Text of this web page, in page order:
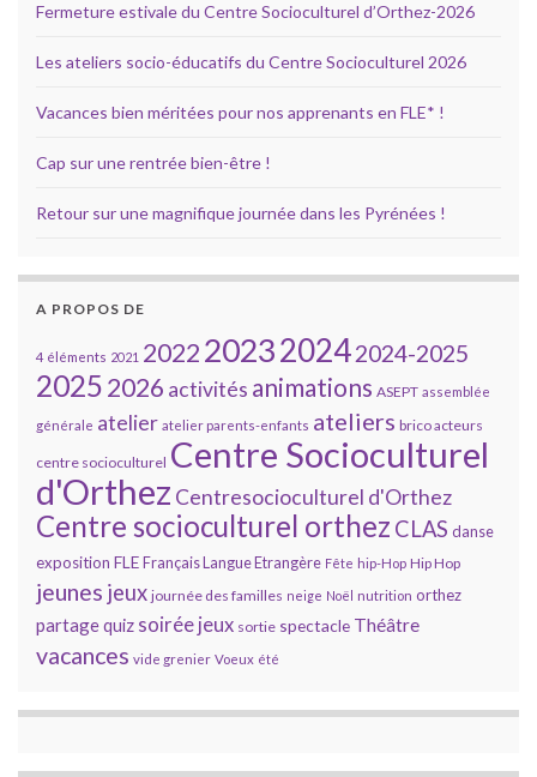
Fermeture estivale du Centre Socioculturel d’Orthez-2026
Les ateliers socio-éducatifs du Centre Socioculturel 2026
Vacances bien méritées pour nos apprenants en FLE* !
Cap sur une rentrée bien-être !
Retour sur une magnifique journée dans les Pyrénées !
A PROPOS DE
4 éléments 2021 2022202320242024-2025
20252026 activités animations ASEPT assemblée
générale atelier atelier parents-enfants ateliers brico acteurs
centre socioculturel Centre Socioculturel
d'Orthez Centresocioculturel d'Orthez
Centre socioculturel orthez CLAS danse
exposition FLE Français Langue Etrangère Fête hip-Hop Hip Hop
jeunes jeux journée des familles neige Noël nutrition orthez
partagequiz soirée jeux sortie spectacle Théâtre
vacances vide grenier Voeux été